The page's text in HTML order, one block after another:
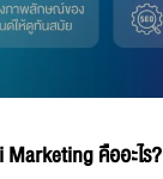
Marketing คืออะไร?